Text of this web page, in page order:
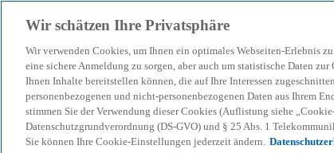
menu
Wir schätzen Ihre Privatsphäre
Wir verwenden Cookies, um Ihnen ein optimales Webseiten-Erlebnis
eine sichere Anmeldung zu sorgen, aber auch um statistische Daten
Ihnen Inhalte bereitstellen können, die auf Ihre Interessen
personenbezogenen und nicht-personenbezogenen Daten aus Ihrem
stimmen Sie der Verwendung dieser Cookies (Auflistung siehe
Datenschutzgrundverordnung (DS-GVO) und § 25 Abs. 1
Sie können Ihre Cookie-Einstellungen jederzeit ändern.